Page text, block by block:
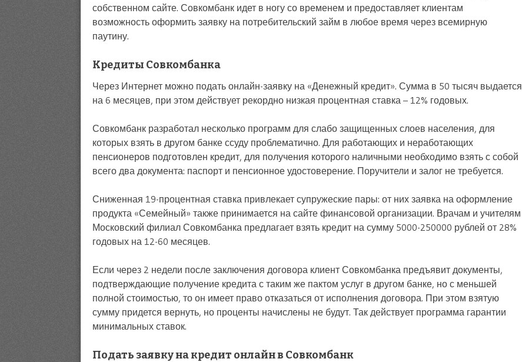
собственном сайте. Совкомбанк идет в ногу со временем и предоставляет клиентам
возможность оформить заявку на потребительский займ в любое время через всемирную
паутину.
Кредиты Совкомбанка
Через Интернет можно подать онлайн-заявку на «Денежный кредит». Сумма в 50 тысяч выдается
на 6 месяцев, при этом действует рекордно низкая процентная ставка – 12% годовых.
Совкомбанк разработал несколько программ для слабо защищенных слоев населения, для
которых взять в другом банке ссуду проблематично. Для работающих и неработающих
пенсионеров подготовлен кредит, для получения которого наличными необходимо взять с собой
всего два документа: паспорт и пенсионное удостоверение. Поручители и залог не требуется.
Сниженная 19-процентная ставка привлекает супружеские пары: от них заявка на оформление
продукта «Семейный» также принимается на сайте финансовой организации. Врачам и учителям
Московский филиал Совкомбанка предлагает взять кредит на сумму 5000-250000 рублей от 28%
годовых на 12-60 месяцев.
Если через 2 недели после заключения договора клиент Совкомбанка предъявит документы,
подтверждающие получение кредита с таким же пактом услуг в другом банке, но с меньшей
полной стоимостью, то он имеет право отказаться от исполнения договора. При этом взятую
сумму придется вернуть, но проценты начислены не будут. Так действует программа гарантии
минимальных ставок.
Подать заявку на кредит онлайн в Совкомбанк